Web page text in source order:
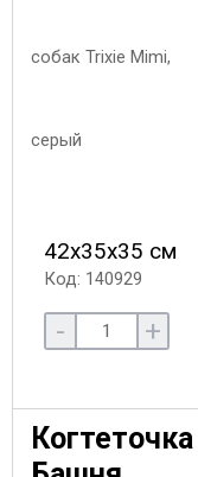
42х35х35 см
Код: 140929
- +